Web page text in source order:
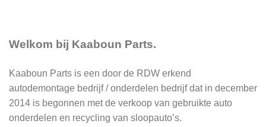
Welkom bij Kaaboun Parts.
Kaaboun Parts is een door de RDW erkend
autodemontage bedrijf / onderdelen bedrijf dat in december
2014 is begonnen met de verkoop van gebruikte auto
onderdelen en recycling van sloopauto’s.